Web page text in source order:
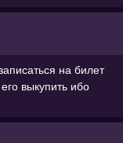
на билет
выкупить ибо